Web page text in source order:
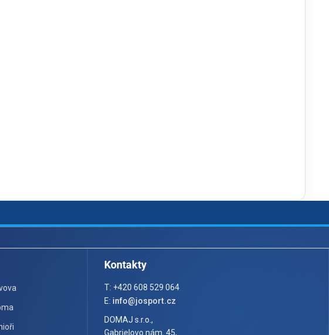
Kontakty
T: +420 608 529 064
E: info@josport.cz
DOMAJ s.r.o.,
Gabrielovo nám. 45,